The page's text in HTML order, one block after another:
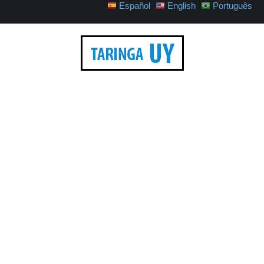
Español English Português